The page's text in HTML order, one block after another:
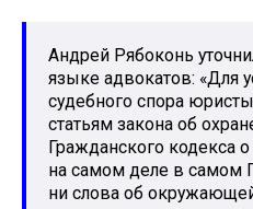
Андрей Рябоконь
языке адвокатов: «Для
судебного спора
статьям закона об
Гражданского кодекса
на самом деле в самом
ни слова об